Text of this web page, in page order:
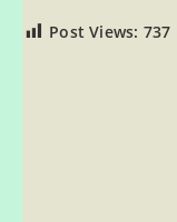
Post Views: 737